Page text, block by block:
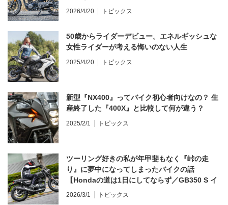
う？
2026/4/20 トピックス
50歳からライダーデビュー。エネルギッシュな
女性ライダーが考える悔いのない人生
2025/4/20 トピックス
新型『NX400』ってバイク初心者向けなの？ 生
産終了した『400X』と比較して何が違う？
2025/2/1 トピックス
ツーリング好きの私が年甲斐もなく『峠の走
り』に夢中になってしまったバイクの話
【Hondaの道は1日にしてならず／GB350 S イ
ンプレ・レビュー 前編】
2026/3/1 トピックス